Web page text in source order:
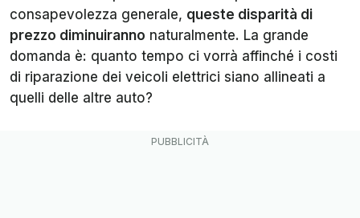
consapevolezza generale, queste disparità di
prezzo diminuiranno naturalmente. La grande
domanda è: quanto tempo ci vorrà affinché i costi
di riparazione dei veicoli elettrici siano allineati a
quelli delle altre auto?